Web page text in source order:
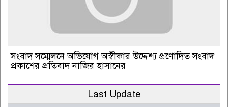
সংবাদ সম্মেলনে অভিযোগ অস্বীকার উদ্দেশ্য প্রণোদিত সংবাদ
প্রকাশের প্রতিবাদ নাজির হাসানের
Last Update